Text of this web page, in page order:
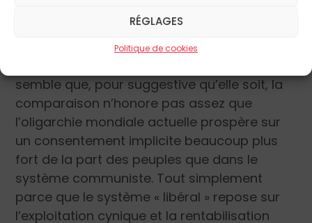
RÉGLAGES
Politique de cookies
(selon l’expression de
Jacques Attali) au système soviétique
semble que, pour suggestive qu’elle soit, la
comparaison n’honore pas assez que
l’oligarchie mondiale actuelle prospère sur
un consentement implicite beaucoup plus
fort de la part des peuples que dans le
système communiste. Tout simplement
parce que le système « libéral » repose sur
l’exploitation cynique et la rentabilisation